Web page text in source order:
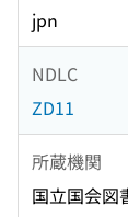
jpn
NDLC
ZD11
所蔵機関
国立国会図